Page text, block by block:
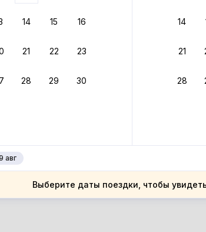
14 15 16
21 22 23
28 29 30
14
21
28
авг
Выберите даты поездки, чтобы
край